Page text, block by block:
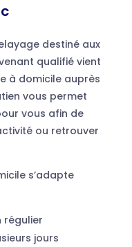
destiné aux
qualifié vient
à domicile auprès
vous permet
vous afin de
ou retrouver
s’adapte
régulier
jours